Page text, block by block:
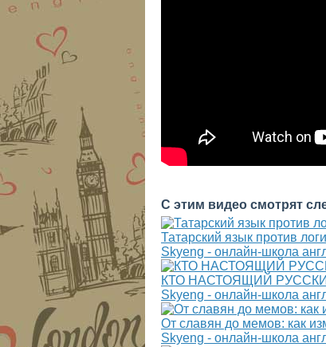
С этим видео смотрят
Татарский язык против
Skyeng - онлайн-школа
КТО НАСТОЯЩИЙ РУССКИЙ?
Skyeng - онлайн-школа
От славян до мемов: как
Skyeng - онлайн-школа